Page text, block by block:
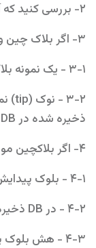
۲- بررسی کنید که آیا بلاکچین در آن ذخیره شده است یا خیر.
۳- اگر بلاک چین وجود دارد:
۳-۱ - یک نمونه بلاکچین جدید ایجاد کنید.
ذخیره شده در DB قرار دهید.
۴- اگر بلاکچین موجود وجود نداشته باشد:
۴-۱ - بلوک پیدایش را ایجاد کنید.
۴-۲ - در DB ذخیره کنید.